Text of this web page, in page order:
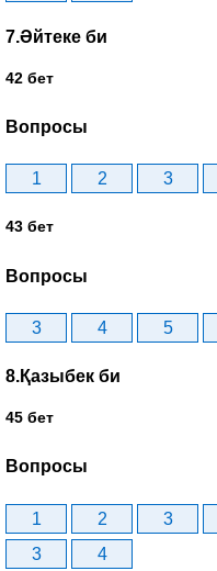
7.Әйтеке би
42 бет
Вопросы
1 2 3
43 бет
Вопросы
3 4 5
8.Қазыбек би
45 бет
Вопросы
1 2 3
3
4